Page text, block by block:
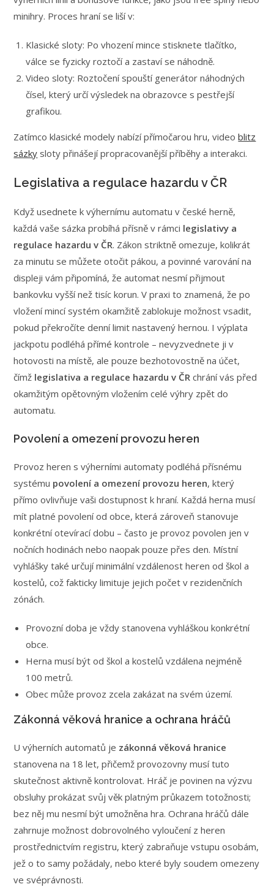
minihry. Proces hraní se liší v:
Klasické sloty: Po vhození mince stisknete tlačítko,
válce se fyzicky roztočí a zastaví se náhodně.
Video sloty: Roztočení spouští generátor náhodných
čísel, který určí výsledek na obrazovce s pestřejší
grafikou.
Zatímco klasické modely nabízí přímočarou hru, videoblitz
sázky sloty přinášejí propracovanější příběhy a interakci.
Legislativa a regulace hazardu v ČR
Když usednete k výhernímu automatu v české herně,
každá vaše sázka probíhá přísně v rámci legislativy a
regulace hazardu v ČR. Zákon striktně omezuje, kolikrát
za minutu se můžete otočit pákou, a povinné varování na
displeji vám připomíná, že automat nesmí přijmout
bankovku vyšší než tisíc korun. V praxi to znamená, že po
vložení mincí systém okamžitě zablokuje možnost vsadit,
pokud překročíte denní limit nastavený hernou. I výplata
jackpotu podléhá přímé kontrole – nevyzvednete ji v
hotovosti na místě, ale pouze bezhotovostně na účet,
čímž legislativa a regulace hazardu v ČR chrání vás před
okamžitým opětovným vložením celé výhry zpět do
automatu.
Povolení a omezení provozu heren
Provoz heren s výherními automaty podléhá přísnému
systému povolení a omezení provozu heren, který
přímo ovlivňuje vaši dostupnost k hraní. Každá herna musí
mít platné povolení od obce, která zároveň stanovuje
konkrétní otevírací dobu – často je provoz povolen jen v
nočních hodinách nebo naopak pouze přes den. Místní
vyhlášky také určují minimální vzdálenost heren od škol a
kostelů, což fakticky limituje jejich počet v rezidenčních
zónách.
Provozní doba je vždy stanovena vyhláškou konkrétní
obce.
Herna musí být od škol a kostelů vzdálena nejméně
100 metrů.
Obec může provoz zcela zakázat na svém území.
Zákonná věková hranice a ochrana hráčů
U výherních automatů je zákonná věková hranice
stanovena na 18 let, přičemž provozovny musí tuto
skutečnost aktivně kontrolovat. Hráč je povinen na výzvu
obsluhy prokázat svůj věk platným průkazem totožnosti;
bez něj mu nesmí být umožněna hra. Ochrana hráčů dále
zahrnuje možnost dobrovolného vyloučení z heren
prostřednictvím registru, který zabraňuje vstupu osobám,
jež o to samy požádaly, nebo které byly soudem omezeny
ve svéprávnosti.